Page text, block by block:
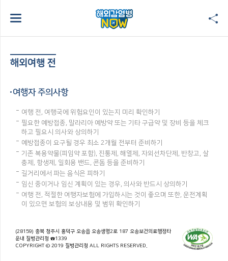
해외여행 전
여행자 주의사항
여행 전, 여행국에 위험요인이 있는지 미리 확인하기
필요한 예방접종, 말라리아 예방약 또는 기타 구급약 및 장비 등을 체크
하고 필요시 의사와 상의하기
예방접종이 요구될 경우 최소 2개월 전부터 준비하기
기존 복용약물(피임약 포함), 진통제, 해열제, 자외선차단제, 반창고, 살
충제, 항생제, 일회용 밴드, 콘돔 등을 준비하기
길거리에서 파는 음식은 피하기
임신 중이거나 임신 계획이 있는 경우, 의사와 반드시 상의하기
여행 전, 적절한 여행자보험에 가입하시는 것이 좋으며 또한, 운전계획
이 있으면 보험의 보상내용 및 범위 확인하기
(28159) 충북 청주시 흥덕구 오송읍 오송생명2로 187 오송보건의료행정타
운내 질병관리청 ☎1339
COPYRIGHT © 2019 질병관리청 ALL RIGHTS RESERVED.